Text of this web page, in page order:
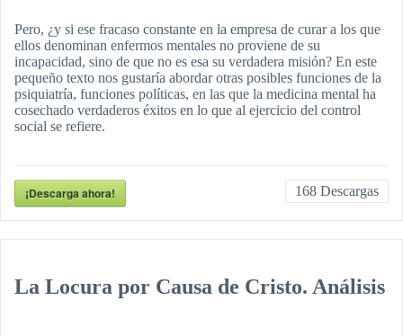
Pero, ¿y si ese fracaso constante en la empresa de curar a los que
ellos denominan enfermos mentales no proviene de su
incapacidad, sino de que no es esa su verdadera misión? En este
pequeño texto nos gustaría abordar otras posibles funciones de la
psiquiatría, funciones políticas, en las que la medicina mental ha
cosechado verdaderos éxitos en lo que al ejercicio del control
social se refiere.
¡Descarga ahora! 168 Descargas
La Locura por Causa de Cristo. Análisis